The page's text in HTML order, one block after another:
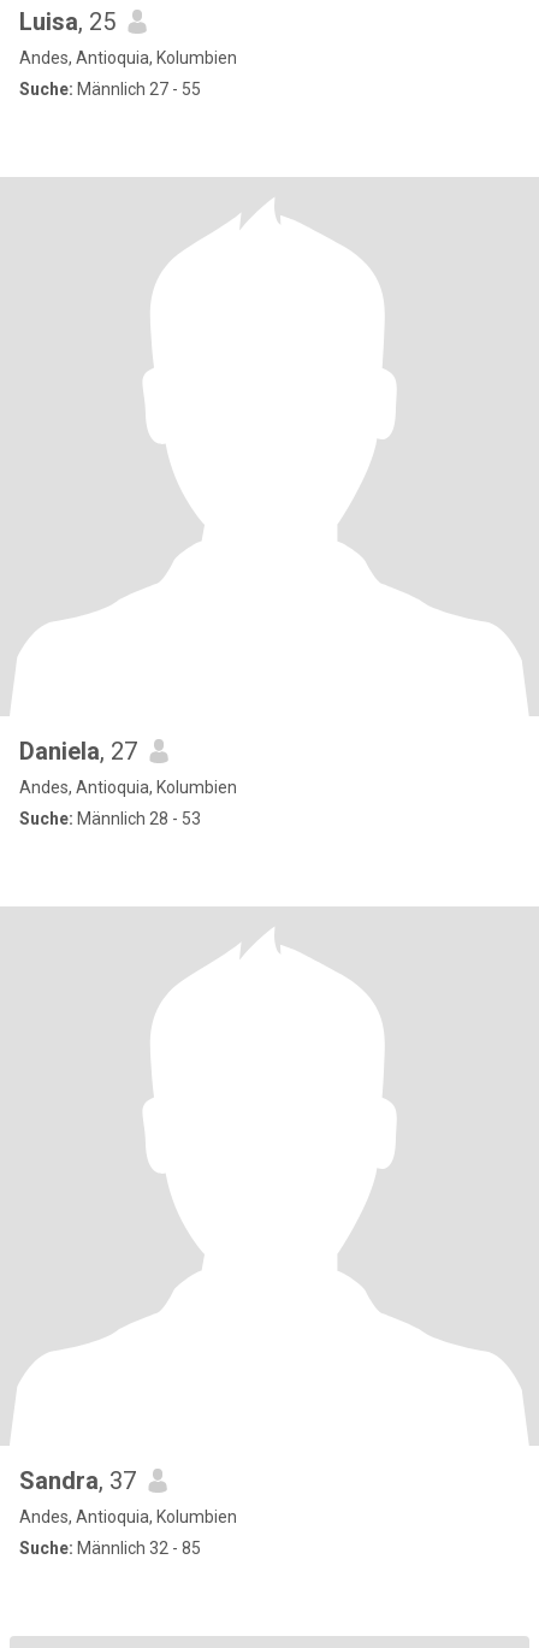
Luisa, 25
Andes, Antioquia, Kolumbien
Suche: Männlich 27 - 55
Daniela, 27
Andes, Antioquia, Kolumbien
Suche: Männlich 28 - 53
Sandra, 37
Andes, Antioquia, Kolumbien
Suche: Männlich 32 - 85